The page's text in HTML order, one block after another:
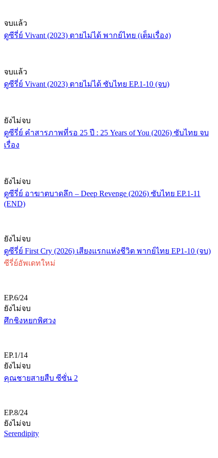
จบแล้ว
ดูซีรี่ย์ Vivant (2023) ตายไม่ได้ พากย์ไทย (เต็มเรื่อง)
จบแล้ว
ดูซีรี่ย์ Vivant (2023) ตายไม่ได้ ซับไทย EP.1-10 (จบ)
ยังไม่จบ
ดูซีรี่ย์ คำสารภาพที่รอ 25 ปี : 25 Years of You (2026) ซับไทย จบ
เรื่อง
ยังไม่จบ
ดูซีรี่ย์ อาฆาตบาดลึก – Deep Revenge (2026) ซับไทย EP.1-11
(END)
ยังไม่จบ
ดูซีรี่ย์ First Cry (2026) เสียงแรกแห่งชีวิต พากย์ไทย EP1-10 (จบ)
ซีรี่ย์อัพเดทใหม่
EP.6/24
ยังไม่จบ
ศึกชิงหยกพิศวง
EP.1/14
ยังไม่จบ
คุณชายสายสืบ ซีซั่น 2
EP.8/24
ยังไม่จบ
Serendipity